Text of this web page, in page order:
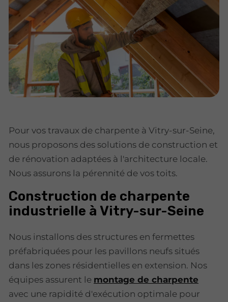
Pour vos travaux de charpente à Vitry-sur-Seine,
nous proposons des solutions de construction et
de rénovation adaptées à l'architecture locale.
Nous assurons la pérennité de vos toits.
Construction de charpente
industrielle à Vitry-sur-Seine
Nous installons des structures en fermettes
préfabriquées pour les pavillons neufs situés
dans les zones résidentielles en extension. Nos
équipes assurent le montage de charpente
avec une rapidité d'exécution optimale pour